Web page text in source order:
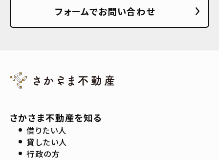
フォームでお問い合わせ
さかさま不動産を知る
借りたい人
貸したい人
行政の方